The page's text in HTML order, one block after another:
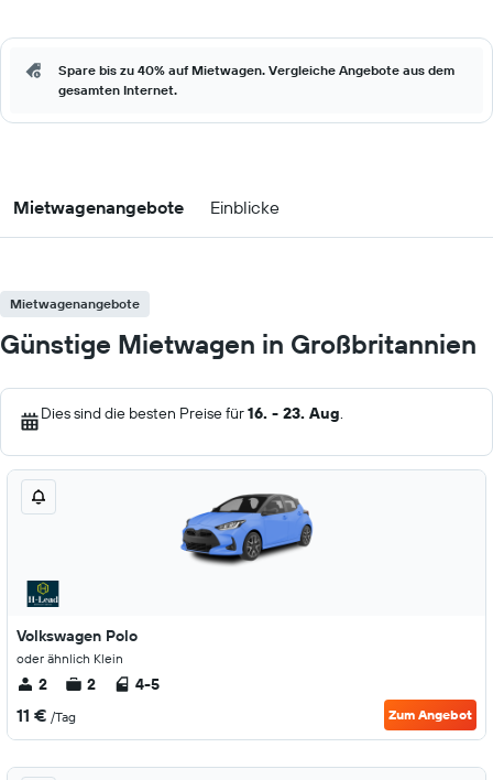
Spare bis zu 40% auf Mietwagen. Vergleiche Angebote aus dem
gesamten Internet.
Mietwagenangebote Einblicke
Mietwagenangebote
Günstige Mietwagen in Großbritannien
Dies sind die besten Preise für16. - 23. Aug.
Volkswagen Polo
oder ähnlich Klein
2 2 4-5
11 € /Tag Zum Angebot